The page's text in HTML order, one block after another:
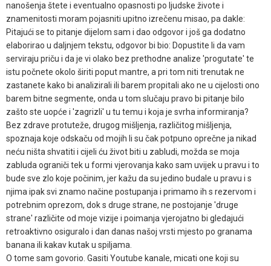
nanošenja štete i eventualno opasnosti po ljudske živote i
znamenitosti moram pojasniti upitno izrečenu misao, pa dakle:
Pitajući se to pitanje dijelom sam i dao odgovor i još ga dodatno
elaborirao u daljnjem tekstu, odgovor bi bio: Dopustite li da vam
serviraju priču i da je vi olako bez prethodne analize 'progutate' te
istu počnete okolo širiti poput mantre, a pri tom niti trenutak ne
zastanete kako bi analizirali ili barem propitali ako ne u cijelosti ono
barem bitne segmente, onda u tom slučaju pravo bi pitanje bilo
zašto ste uopće i 'zagrizli' u tu temu i koja je svrha informiranja?
Bez zdrave protuteže, drugog mišljenja, različitog mišljenja,
spoznaja koje odskaču od mojih li su čak potpuno oprečne ja nikad
neću ništa shvatiti i cijeli ću život biti u zabludi, možda se moja
zabluda ograniči tek u formi vjerovanja kako sam uvijek u pravu i to
bude sve zlo koje počinim, jer kažu da su jedino budale u pravu i s
njima ipak svi znamo načine postupanja i primamo ih s rezervom i
potrebnim oprezom, dok s druge strane, ne postojanje 'druge
strane' različite od moje vizije i poimanja vjerojatno bi gledajući
retroaktivno osiguralo i dan danas našoj vrsti mjesto po granama
banana ili kakav kutak u spiljama.
O tome sam govorio. Gasiti Youtube kanale, micati one koji su